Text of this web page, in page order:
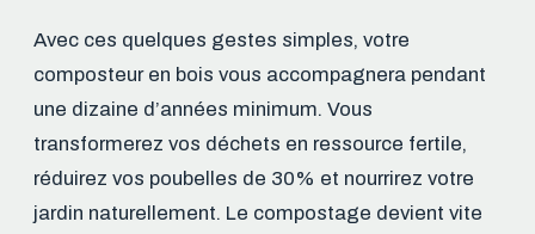
Avec ces quelques gestes simples, votre
composteur en bois vous accompagnera pendant
une dizaine d’années minimum. Vous
transformerez vos déchets en ressource fertile,
réduirez vos poubelles de 30% et nourrirez votre
jardin naturellement. Le compostage devient vite